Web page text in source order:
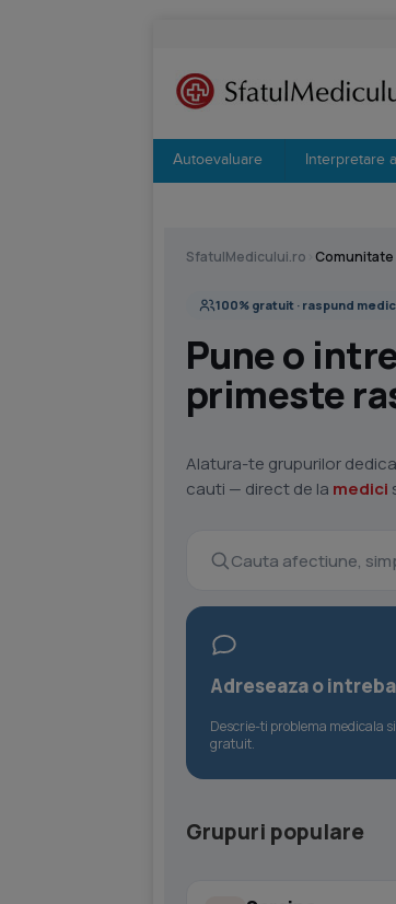
Autoevaluare Interpretare
SfatulMedicului.ro Comunitate
100% gratuit · raspund
Pune o
primeste
Alatura-te grupurilor
cauti — direct de la medici
Adreseaza o
Descrie-ti problema medicala
gratuit.
Grupuri populare